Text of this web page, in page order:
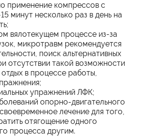
применение компрессов с
минут несколько раз в день на
вялотекущем процессе из-за
микротравм рекомендуется
поиск альтернативных
отсутствии такой возможности
в процессе работы,
упражнений ЛФК;
опорно-двигательного
лечение для того,
отягощение одного
процесса другим.